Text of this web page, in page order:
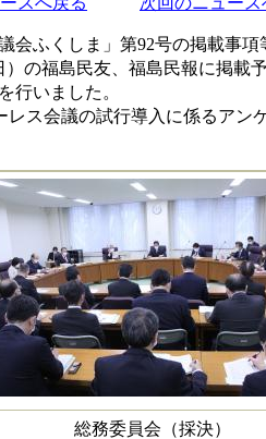
議会ふくしま」第92号の掲載事項
の福島民友、福島民報に掲載予
行いました。
ス会議の試行導入に係るア
総務委員会（採決）